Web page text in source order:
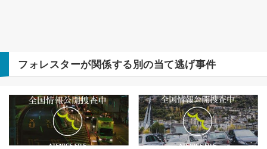
フォレスターが関係する別の当て逃げ事件